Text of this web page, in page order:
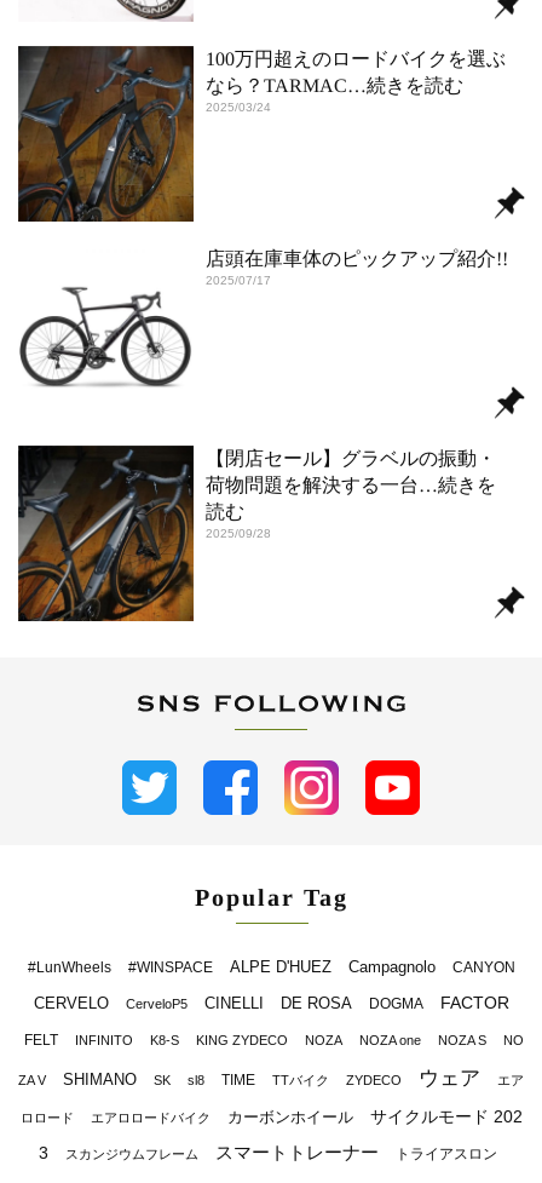
100万円超えのロードバイクを選ぶ
なら？TARMAC…続きを読む
2025/03/24
店頭在庫車体のピックアップ紹介!!
2025/07/17
【閉店セール】グラベルの振動・
荷物問題を解決する一台 …続きを
読む
2025/09/28
Popular Tag
#LunWheels #WINSPACE ALPE D'HUEZ Campagnolo CANYON
CERVELO CerveloP5 CINELLI DE ROSA DOGMA FACTOR
FELT INFINITO K8-S KING ZYDECO NOZA NOZA one NOZA S NO
ZA V SHIMANO SK sl8 TIME TTバイク ZYDECO ウェア エア
ロロード エアロロードバイク カーボンホイール
サイクルモード 202
3
スカンジウムフレーム スマートトレーナー トライアスロン